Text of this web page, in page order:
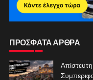
ΠΡΟΣΦΑΤΑ ΑΡΘΡΑ